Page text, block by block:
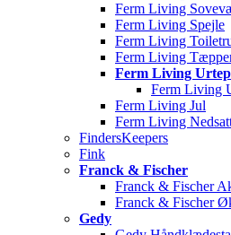
Ferm Living
Ferm Living Spejle
Ferm Living
Ferm Living
Ferm Living
Ferm Living
Ferm Living Jul
Ferm Living
FindersKeepers
Fink
Franck & Fischer
Franck & Fischer
Franck & Fischer
Gedy